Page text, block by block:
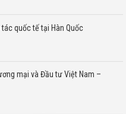
tác quốc tế tại Hàn Quốc
mại và Đầu tư Việt Nam –